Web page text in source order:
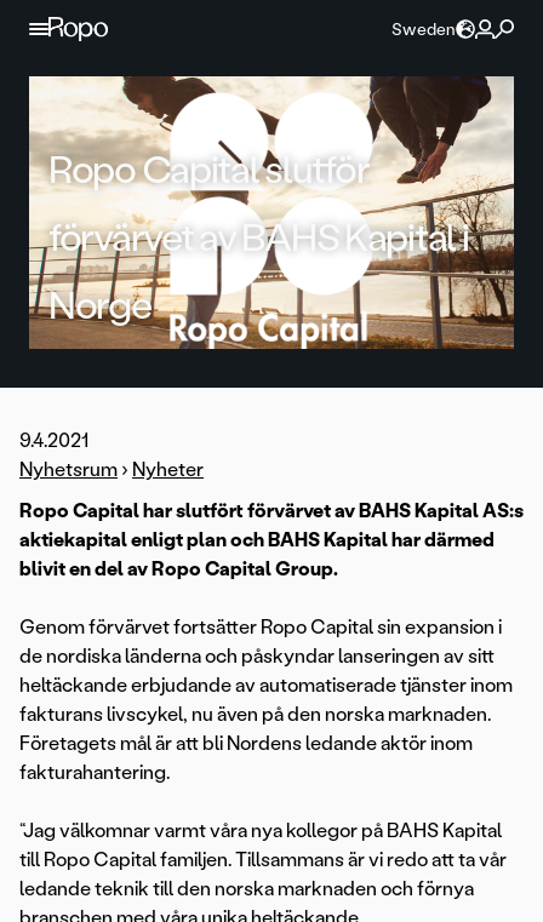
Hoppa till innehållet
Sweden
Ropo Capital slutför
förvärvet av BAHS Kapital i
Norge
9.4.2021
Nyhetsrum › Nyheter
Ropo Capital har slutfört förvärvet av BAHS Kapital AS:s
aktiekapital enligt plan och BAHS Kapital har därmed
blivit en del av Ropo Capital Group.
Genom förvärvet fortsätter Ropo Capital sin expansion i
de nordiska länderna och påskyndar lanseringen av sitt
heltäckande erbjudande av automatiserade tjänster inom
fakturans livscykel, nu även på den norska marknaden.
Företagets mål är att bli Nordens ledande aktör inom
fakturahantering.
“Jag välkomnar varmt våra nya kollegor på BAHS Kapital
till Ropo Capital familjen. Tillsammans är vi redo att ta vår
ledande teknik till den norska marknaden och förnya